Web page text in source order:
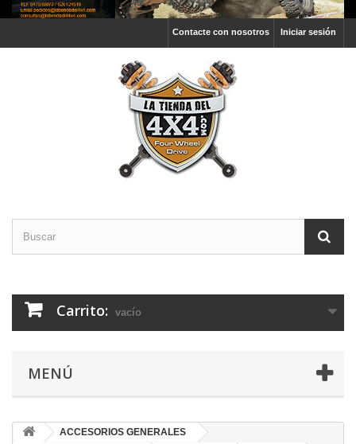
Iniciar sesión
Contacte con nosotros
Carrito: vacío
MENÚ
ACCESORIOS GENERALES